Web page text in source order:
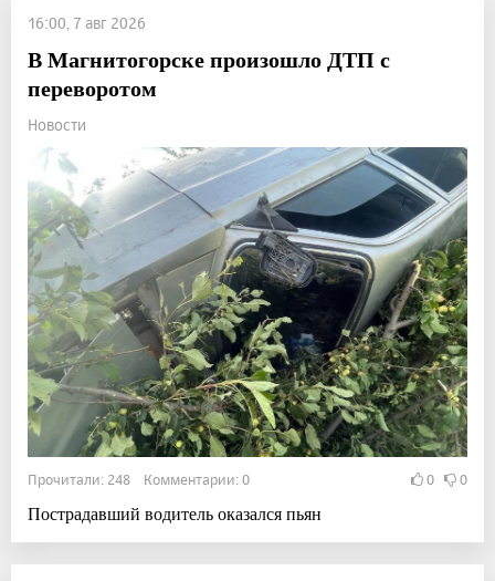
16:00, 7 авг 2026
В Магнитогорске произошло ДТП с
переворотом
Новости
Прочитали: 248 Комментарии: 0 0 0
Пострадавший водитель оказался пьян